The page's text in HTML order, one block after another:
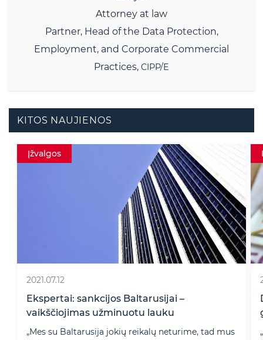
Attorney at law
Partner, Head of the Data Protection,
Employment, and Corporate Commercial
Practices, CIPP/E
KITOS NAUJIENOS
Patirtis
2017.03.02
Dar viena nauja FinTech įmonė Lietuvoje
gavo veiklos licenciją
„deVere“ įmonių grupė, valdanti daugiau nei 60